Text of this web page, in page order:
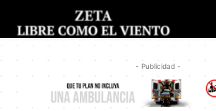
- Publicidad -